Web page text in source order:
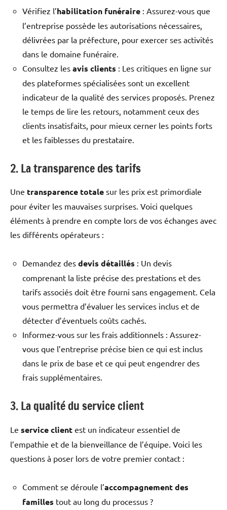
Vérifiez l’habilitation funéraire : Assurez-vous que
l’entreprise possède les autorisations nécessaires,
délivrées par la préfecture, pour exercer ses activités
dans le domaine funéraire.
Consultez les avis clients : Les critiques en ligne sur
des plateformes spécialisées sont un excellent
indicateur de la qualité des services proposés. Prenez
le temps de lire les retours, notamment ceux des
clients insatisfaits, pour mieux cerner les points forts
et les faiblesses du prestataire.
2. La transparence des tarifs
Une transparence totale sur les prix est primordiale
pour éviter les mauvaises surprises. Voici quelques
éléments à prendre en compte lors de vos échanges avec
les différents opérateurs :
Demandez des devis détaillés : Un devis
comprenant la liste précise des prestations et des
tarifs associés doit être fourni sans engagement. Cela
vous permettra d’évaluer les services inclus et de
détecter d’éventuels coûts cachés.
Informez-vous sur les frais additionnels : Assurez-
vous que l’entreprise précise bien ce qui est inclus
dans le prix de base et ce qui peut engendrer des
frais supplémentaires.
3. La qualité du service client
Le service client est un indicateur essentiel de
l’empathie et de la bienveillance de l’équipe. Voici les
questions à poser lors de votre premier contact :
Comment se déroule l’accompagnement des
familles tout au long du processus ?